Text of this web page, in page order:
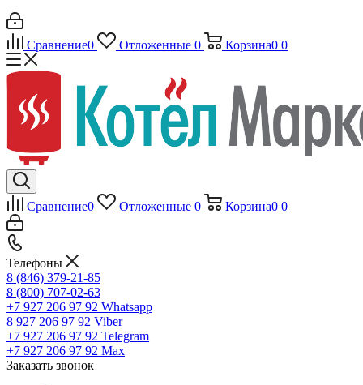
Сравнение0 Отложенные 0 Корзина0 0
Сравнение0 Отложенные 0 Корзина0 0
Телефоны
8 (846) 379-21-85
8 (800) 707-02-63
+7 927 206 97 92 Whatsapp
8 927 206 97 92 Viber
+7 927 206 97 92 Telegram
+7 927 206 97 92 Max
Заказать звонок